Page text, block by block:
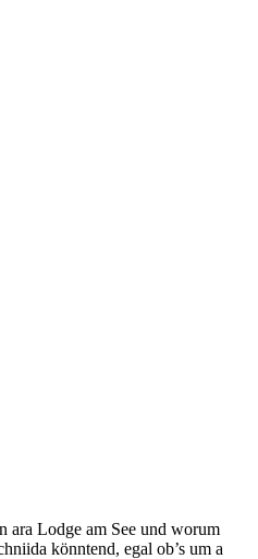
ara Lodge am See und worum
könntend, egal ob’s um a